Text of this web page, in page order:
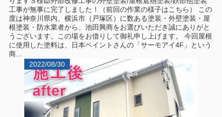
2022/08/30
工事が無事に完了しました！（前回の作業の様子はこちら） この
度は神奈川県内、横浜市（戸塚区）に数ある塗装・外壁塗装・屋
根塗装・防水業者から、池田興商をお選びいただき誠にありがと
うございます。この場をお借りして御礼申し上げます。 今回屋根
に使用した塗料は、日本ペイントさんの「サーモアイ4F」という
商...